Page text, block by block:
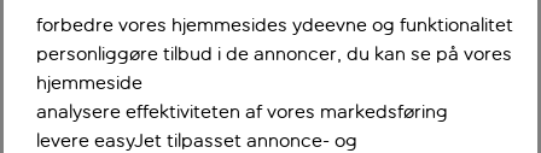
forbedre vores hjemmesides ydeevne og funktionalitet
personliggøre tilbud i de annoncer, du kan se på vores
hjemmeside
analysere effektiviteten af vores markedsføring
levere easyJet tilpasset annonce- og